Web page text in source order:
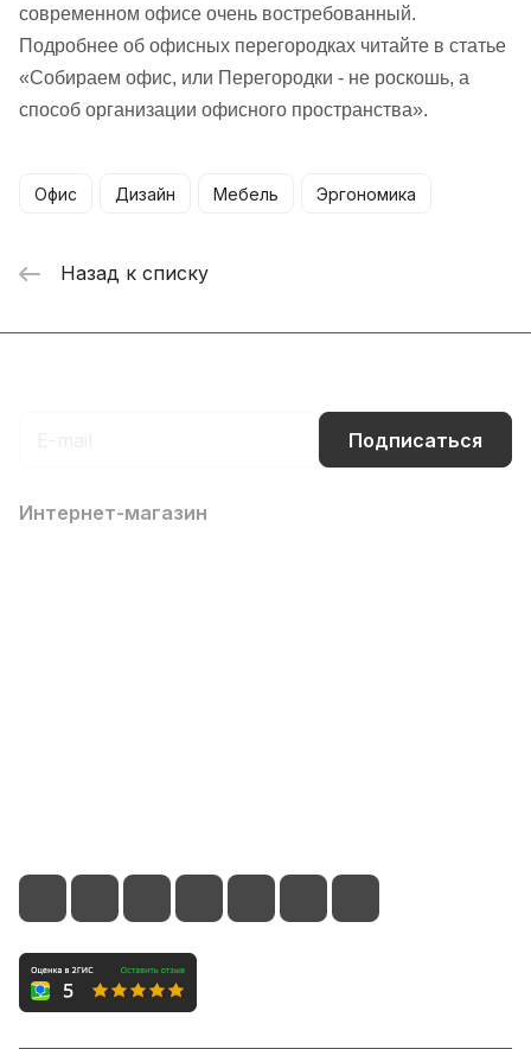
современном офисе очень востребованный.
Подробнее об офисных перегородках читайте в статье
«Собираем офис, или Перегородки - не роскошь, а
способ организации офисного пространства».
Офис Дизайн Мебель Эргономика
Назад к списку
Подписаться
Интернет-магазин